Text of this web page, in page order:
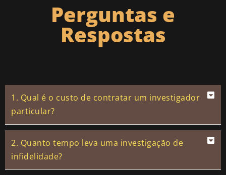
Perguntas e
Respostas
1. Qual é o custo de contratar um investigador
particular?
2. Quanto tempo leva uma investigação de
infidelidade?